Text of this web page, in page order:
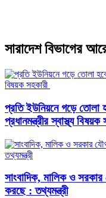
সারাদেশ বিভাগের
প্রতি ইউনিয়নে গড়ে তোলা
প্রধানমন্ত্রীর স্বাস্থ্য বিষয়ক
সাংবাদিক, মালিক ও সরকার
করছে : তথ্যমন্ত্রী